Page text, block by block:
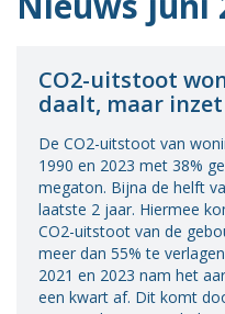
Documenten
Dossiers
Fotoalbums
Opleidingen
Over
BWT
BMK
CO2-uitstoot
daalt, maar
De CO2-uitstoot van
1990 en 2023 met 38%
megaton. Bijna de helft
laatste 2 jaar. Hiermee
CO2-uitstoot van de
meer dan 55% te
2021 en 2023 nam het
een kwart af. Dit komt